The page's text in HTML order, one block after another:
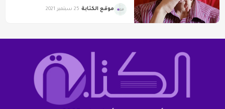
موقع الكتابة 25 سبتمبر 2021